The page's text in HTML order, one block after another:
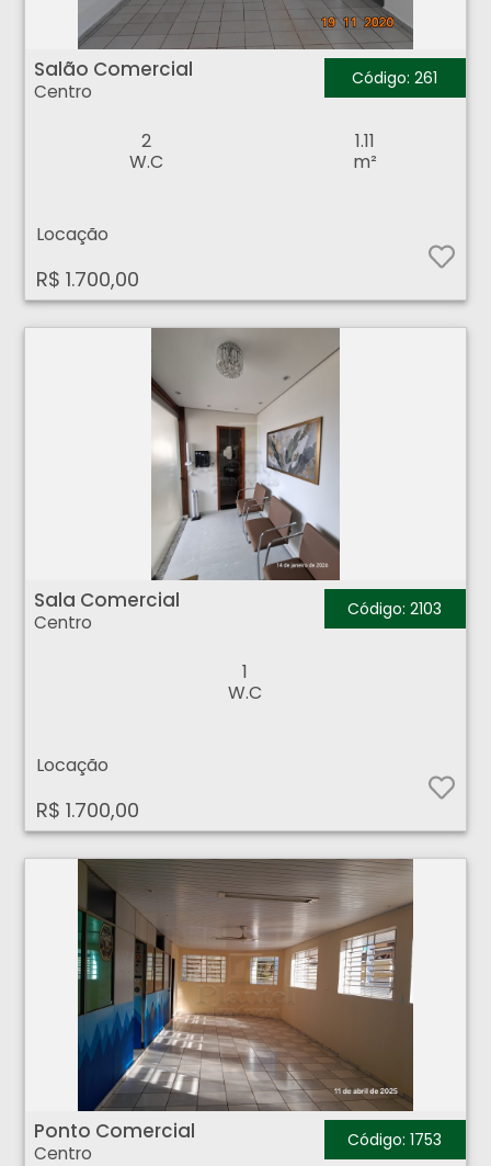
Salão Comercial - Centro - Ribeirão Preto
Salão Comercial
Centro
Código: 261
2
W.C
1.11
m²
Locação
R$ 1.700,00
Sala Comercial - Centro - Ribeirão Preto
Sala Comercial
Centro
Código: 2103
1
W.C
Locação
R$ 1.700,00
Ponto Comercial - Centro - Ribeirão Preto
Ponto Comercial
Centro
Código: 1753